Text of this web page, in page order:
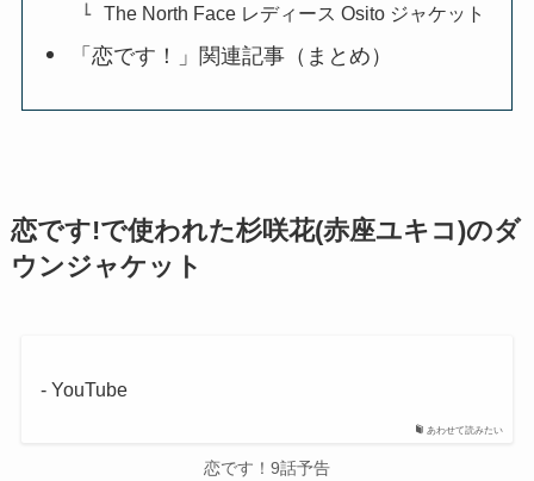
The North Face レディース Osito ジャケット
「恋です！」関連記事（まとめ）
恋です!で使われた杉咲花(赤座ユキコ)のダ
ウンジャケット
あわせて読みたい
- YouTube
恋です！9話予告